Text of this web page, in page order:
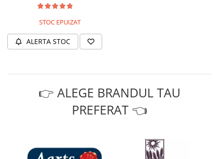
STOC EPUIZAT
ALERTA STOC
👉 ALEGE BRANDUL TAU
PREFERAT 👈